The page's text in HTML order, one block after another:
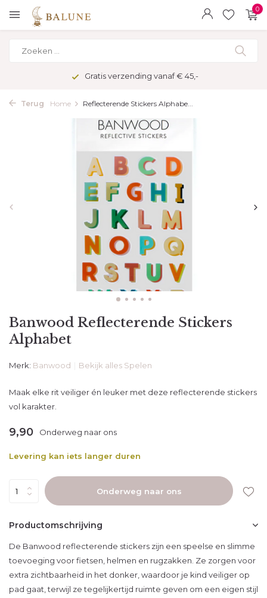
0
Gratis verzending vanaf € 45,-
Terug Home Reflecterende Stickers Alphabe...
Banwood Reflecterende Stickers
Alphabet
Merk: Banwood Bekijk alles Spelen
Maak elke rit veiliger én leuker met deze reflecterende stickers
vol karakter.
9,90 Onderweg naar ons
Levering kan iets langer duren
Onderweg naar ons
Productomschrijving
De Banwood reflecterende stickers zijn een speelse en slimme
toevoeging voor fietsen, helmen en rugzakken. Ze zorgen voor
extra zichtbaarheid in het donker, waardoor je kind veiliger op
pad gaat, terwijl ze tegelijkertijd ruimte geven om een eigen stijl